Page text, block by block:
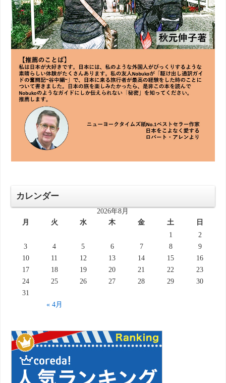
カレンダー
2026年8月
月
火 水 木 金 土 日
« 4月
1
2
3
4 5 6 7 8
9
10
11 12 13 14 15
16
17
18 19 20 21 22
23
24
25 26 27 28 29
30
31